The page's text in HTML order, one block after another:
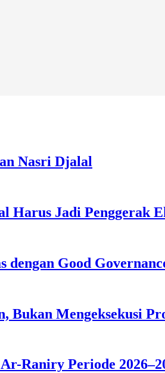
Nasri Djalal
Harus Jadi Penggerak
Good
Bukan Mengeksekusi
Raniry Periode